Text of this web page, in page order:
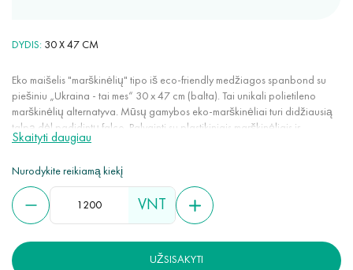
DYDIS 30 X 47 CM
Eko maišelis "marškinėlių" tipo iš eco-friendly medžiagos spanbond su
piešiniu „Ukraina - tai mes“ 30 x 47 cm (balta). Tai unikali polietileno
marškinėlių alternatyva. Mūsų gamybos eko-marškinėliai turi didžiausią
talpą dėl padidintų falco. Palyginti su plastikiniais marškinėliais ir
popieriniais maišeliais, eko-marškinėliai nesiplėšia nuo atsitiktinių dūrių
laikymui.
Skaityti daugiau
Nurodykite reikiamą kiekį
VNT
UŽSISAKYTI